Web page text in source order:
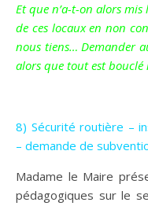
Et que n’a-t-on alors
de ces locaux en non
nous tiens… Demander
alors que tout est bouclé
8) Sécurité routière –
– demande de
Madame le Maire
pédagogiques sur le